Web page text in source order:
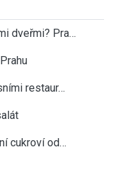
dveřmi? Pra…
restaur…
cukroví od…